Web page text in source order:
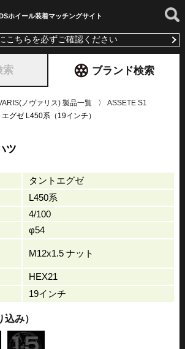
ホイール装着マッチングサイト
こちらを必ずご確認ください
索 ブランド検索
ノヴァリス) 製品一覧
ASSETE S1
エグゼ L450系（19インチ）
ツ
タントエグゼ
L450系
4/100
φ54
M12x1.5 ナット
HEX21
19インチ
み）